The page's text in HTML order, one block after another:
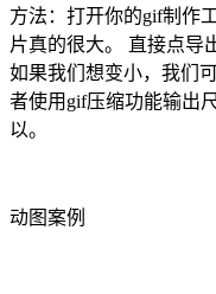
方法：打开你的gif制作
片真的很大。 直接点导
如果我们想变小，我们
者使用gif压缩功能输出
以。
动图案例